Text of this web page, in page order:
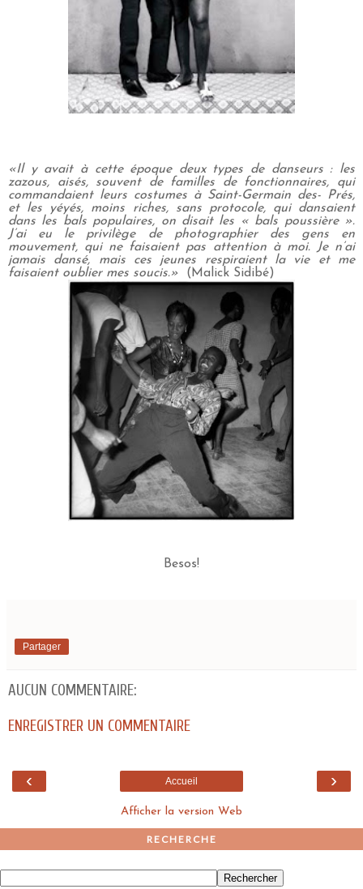
«Il y avait à cette époque deux types de danseurs : les
zazous, aisés, souvent de familles de fonctionnaires, qui
commandaient leurs costumes à Saint-Germain des- Prés,
et les yéyés, moins riches, sans protocole, qui dansaient
dans les bals populaires, on disait les « bals poussière ».
J’ai eu le privilège de photographier des gens en
mouvement, qui ne faisaient pas attention à moi. Je n’ai
jamais dansé, mais ces jeunes respiraient la vie et me
faisaient oublier mes soucis.» (Malick Sidibé)
Besos!
Partager
AUCUN COMMENTAIRE:
ENREGISTRER UN COMMENTAIRE
‹ ›
Accueil
Afficher la version Web
RECHERCHE